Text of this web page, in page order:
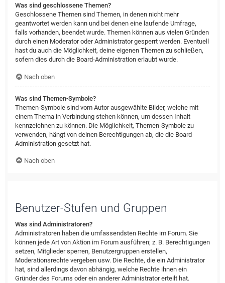
Was sind geschlossene Themen?
Geschlossene Themen sind Themen, in denen nicht mehr
geantwortet werden kann und bei denen eine laufende Umfrage,
falls vorhanden, beendet wurde. Themen können aus vielen Gründen
durch einen Moderator oder Administrator gesperrt werden. Eventuell
hast du auch die Möglichkeit, deine eigenen Themen zu schließen,
sofern dies durch die Board-Administration erlaubt wurde.
Nach oben
Was sind Themen-Symbole?
Themen-Symbole sind vom Autor ausgewählte Bilder, welche mit
einem Thema in Verbindung stehen können, um dessen Inhalt
kennzeichnen zu können. Die Möglichkeit, Themen-Symbole zu
verwenden, hängt von deinen Berechtigungen ab, die die Board-
Administration gesetzt hat.
Nach oben
Benutzer-Stufen und Gruppen
Was sind Administratoren?
Administratoren haben die umfassendsten Rechte im Forum. Sie
können jede Art von Aktion im Forum ausführen; z. B. Berechtigungen
setzen, Mitglieder sperren, Benutzergruppen erstellen,
Moderationsrechte vergeben usw. Die Rechte, die ein Administrator
hat, sind allerdings davon abhängig, welche Rechte ihnen ein
Gründer des Forums oder ein anderer Administrator erteilt hat.